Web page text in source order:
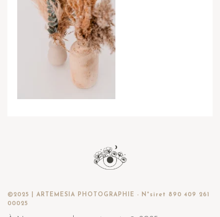
©2025 | ARTEMESIA PHOTOGRAPHIE - N°siret 890 409 261
00025